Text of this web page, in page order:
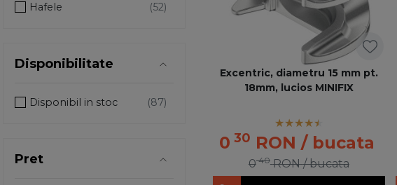
Hafele
Disponibilitate
Disponibil in stoc
Pret
Excentric, diametru 15 mm pt.
18mm, lucios MINIFIX
0 30 RON / bucata
040 RON / bucata